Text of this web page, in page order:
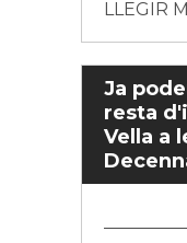
LLEGIR
Ja
resta
Vella a